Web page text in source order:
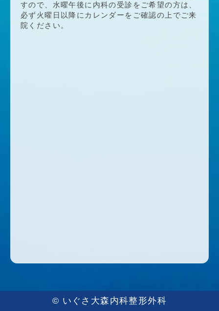
すので、水曜午後に内科の受診をご希望の方は、
必ず火曜日以降にカレンダーをご確認の上でご来
院ください。
© いぐさ大森内科整形外科